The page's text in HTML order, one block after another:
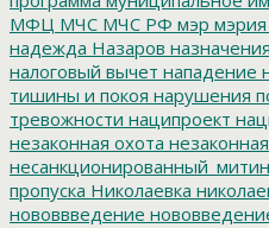
МФЦ МЧС МЧС РФ мэр мэрия
надежда Назаров назначения
налоговый вычет нападение
тишины и покоя нарушения
тревожности наципроект
незаконная охота
пропуска Николаевка
нововвведение